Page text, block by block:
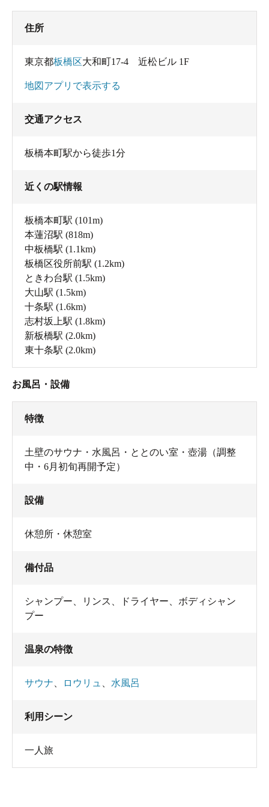
住所
東京都板橋区大和町17-4 近松ビル 1F
地図アプリで表示する
交通アクセス
板橋本町駅から徒歩1分
近くの駅情報
板橋本町駅 (101m)
本蓮沼駅 (818m)
中板橋駅 (1.1km)
板橋区役所前駅 (1.2km)
ときわ台駅 (1.5km)
大山駅 (1.5km)
十条駅 (1.6km)
志村坂上駅 (1.8km)
新板橋駅 (2.0km)
東十条駅 (2.0km)
お風呂・設備
特徴
土壁のサウナ・水風呂・ととのい室・壺湯（調整
中・6月初旬再開予定）
設備
休憩所・休憩室
備付品
シャンプー リンス ドライヤー
ボディシャン
プー
温泉の特徴
サウナ ロウリュ 水風呂
利用シーン
一人旅